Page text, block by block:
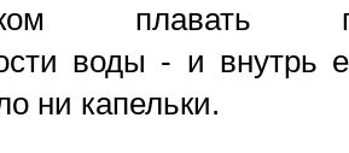
плавать
воды - и внутрь
ни капельки.